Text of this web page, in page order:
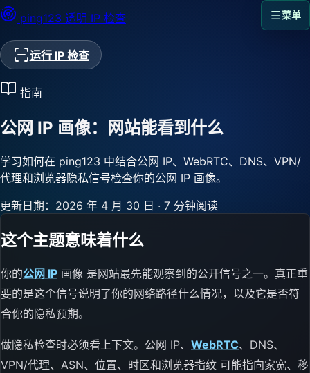
ping123 透明 IP 检查
运行 IP 检查
菜单
指南
公网 IP 画像：网站能看到什么
学习如何在 ping123 中结合公网 IP、WebRTC、DNS、VPN/
代理和浏览器隐私信号检查你的公网 IP 画像。
更新日期：2026 年 4 月 30 日 · 7 分钟阅读
这个主题意味着什么
你的公网 IP 画像 是网站最先能观察到的公开信号之一。真正重
要的是这个信号说明了你的网络路径什么情况，以及它是否符
合你的隐私预期。
做隐私检查时必须看上下文。公网 IP、 WebRTC、DNS、
VPN/代理、ASN、位置、时区和浏览器指纹 可能指向家宽、移